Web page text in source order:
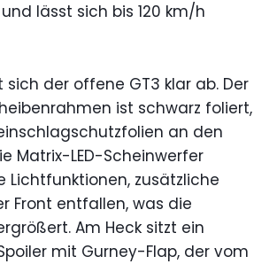
lässt sich bis 120 km/h
sich der offene GT3 klar ab. Der
ist schwarz foliert,
an den
Matrix-LED-Scheinwerfer
Lichtfunktionen, zusätzliche
Front entfallen, was die
Am Heck sitzt ein
mit Gurney-Flap, der vom